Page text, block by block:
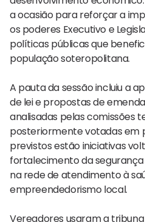
a ocasião para reforçar a
os poderes Executivo e
políticas públicas que
população soteropolitana.
A pauta da sessão incluiu a
de lei e propostas de
analisadas pelas comissões
posteriormente votadas em
previstos estão iniciativas
fortalecimento da
na rede de atendimento à
empreendedorismo local.
Vereadores usaram a